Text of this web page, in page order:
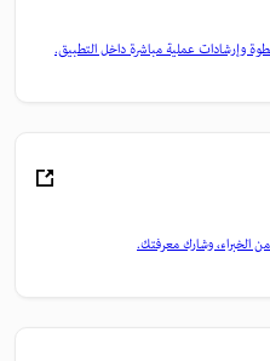
وإرشادات عملية مباشرة داخل التطبيق.
الخبراء، وشارك معرفتك.